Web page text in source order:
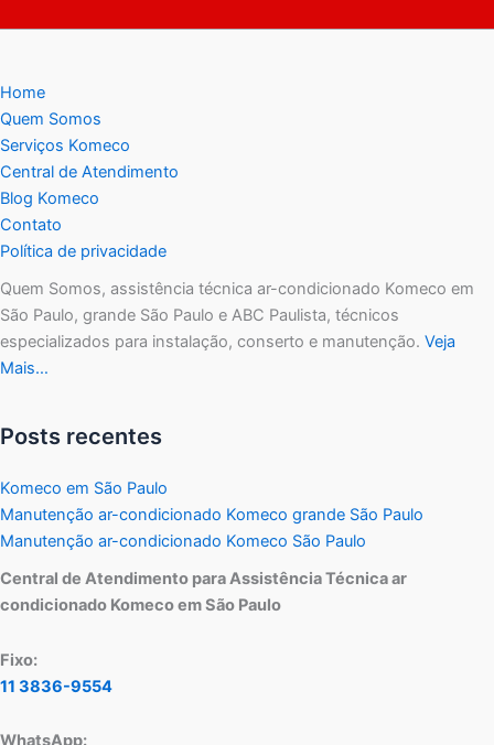
Home
Quem Somos
Serviços Komeco
Central de Atendimento
Blog Komeco
Contato
Política de privacidade
Quem Somos, assistência técnica ar-condicionado Komeco em
São Paulo, grande São Paulo e ABC Paulista, técnicos
especializados para instalação, conserto e manutenção. Veja
Mais…
Posts recentes
Komeco em São Paulo
Manutenção ar-condicionado Komeco grande São Paulo
Manutenção ar-condicionado Komeco São Paulo
Central de Atendimento para Assistência Técnica ar
condicionado Komeco em São Paulo
Fixo:
11 3836-9554